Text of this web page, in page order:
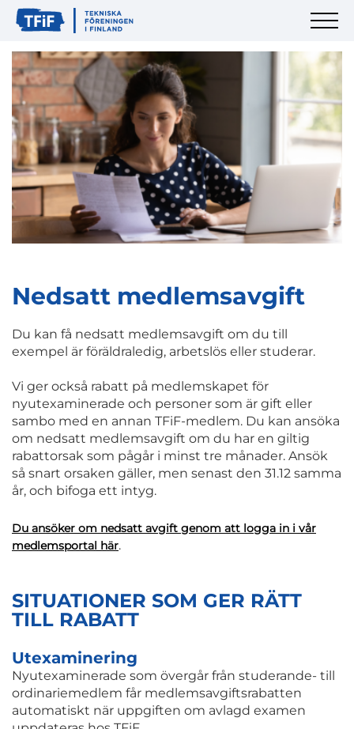
Nedsatt medlemsavgift
Du kan få nedsatt medlemsavgift om du till
exempel är föräldraledig, arbetslös eller studerar.
Vi ger också rabatt på medlemskapet för
nyutexaminerade och personer som är gift eller
sambo med en annan TFiF-medlem. Du kan ansöka
om nedsatt medlemsavgift om du har en giltig
rabattorsak som pågår i minst tre månader. Ansök
så snart orsaken gäller, men senast den 31.12 samma
år, och bifoga ett intyg.
Du ansöker om nedsatt avgift genom att logga in i vår
medlemsportal här.
SITUATIONER SOM GER RÄTT
TILL RABATT
Utexaminering
Nyutexaminerade som övergår från studerande- till
ordinariemedlem får medlemsavgiftsrabatten
automatiskt när uppgiften om avlagd examen